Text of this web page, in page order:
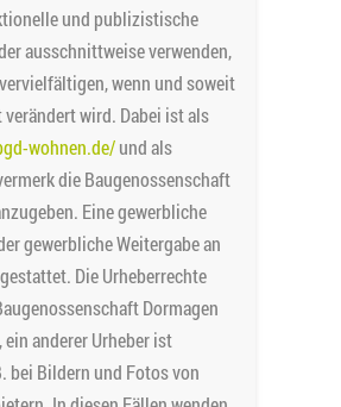
und publizistische
ausschnittweise verwenden,
wenn und soweit
wird. Dabei ist als
wohnen.de/und als
die Baugenossenschaft
Eine gewerbliche
gewerbliche Weitergabe an
Die Urheberrechte
Dormagen
ein anderer Urheber ist
bei Bildern und Fotos von